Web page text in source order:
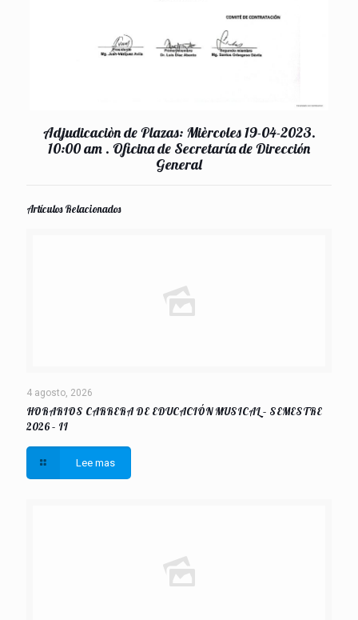
Adjudicaciòn de Plazas: Mièrcoles 19-04-2023.
10:00 am . Oficina de Secretaría de Dirección
General
Artículos Relacionados
4 agosto, 2026
HORARIOS CARRERA DE EDUCACIÓN MUSICAL – SEMESTRE
2026 – II
Lee mas